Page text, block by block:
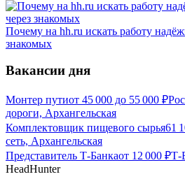
Почему на hh.ru искать работу
знакомых
Вакансии дня
Монтер путиот 45 000 до 55 000 ₽
дороги, Архангельская
Комплектовщик пищевого сырья61
сеть, Архангельская
Представитель Т-Банкаот 12 000 ₽Т-
HeadHunter